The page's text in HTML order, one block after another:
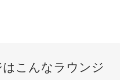
こんなラウンジ